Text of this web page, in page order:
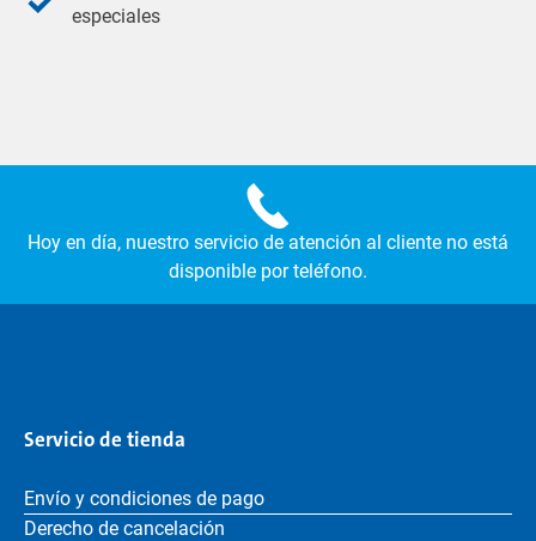
especiales
Hoy en día, nuestro servicio de atención al cliente no está
disponible por teléfono.
Servicio de tienda
Envío y condiciones de pago
Derecho de cancelación